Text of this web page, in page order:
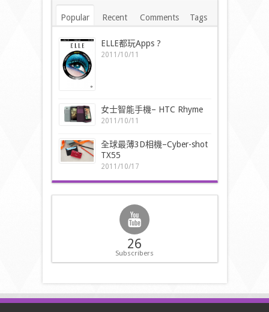
Popular Recent Comments Tags
ELLE都玩Apps ?
2011/10/11
女士智能手機– HTC Rhyme
2011/10/11
全球最薄3D相機–Cyber-shot
TX55
2011/10/17
26
Subscribers